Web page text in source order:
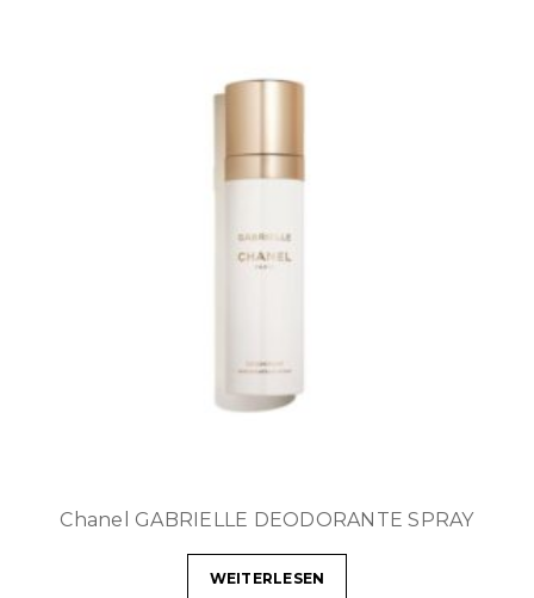
Chanel GABRIELLE DEODORANTE SPRAY
WEITERLESEN